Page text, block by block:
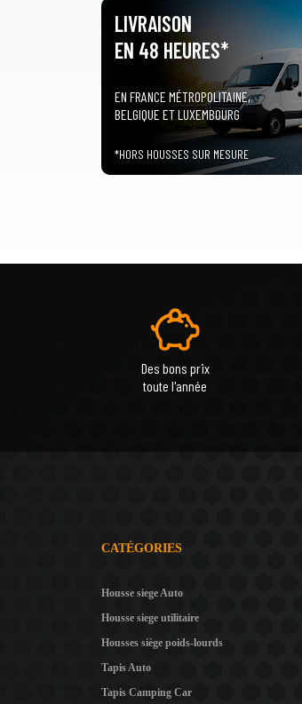
LIVRAISON
EN 48 HEURES*
EN FRANCE MÉTROPOLITAINE,
BELGIQUE ET LUXEMBOURG
*HORS HOUSSES SUR MESURE
Des bons prix
toute l'année
CATÉGORIES
Housse siege Auto
Housse siege utilitaire
Housses siège poids-lourds
Tapis Auto
Tapis Camping Car